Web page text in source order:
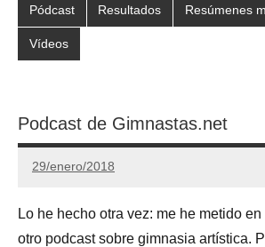
Pódcast Resultados Resúmenes
Vídeos
Podcast de Gimnastas.net
29/enero/2018
Gimnastas.net
1
Lo he hecho otra vez: me he metido
otro podcast sobre gimnasia artística.